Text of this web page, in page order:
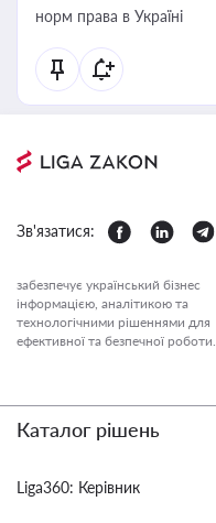
норм права в Україні
Зв'язатися:
забезпечує український бізнес
інформацією, аналітикою та
технологічними рішеннями для
ефективної та безпечної роботи.
Каталог рішень
Liga360: Керівник